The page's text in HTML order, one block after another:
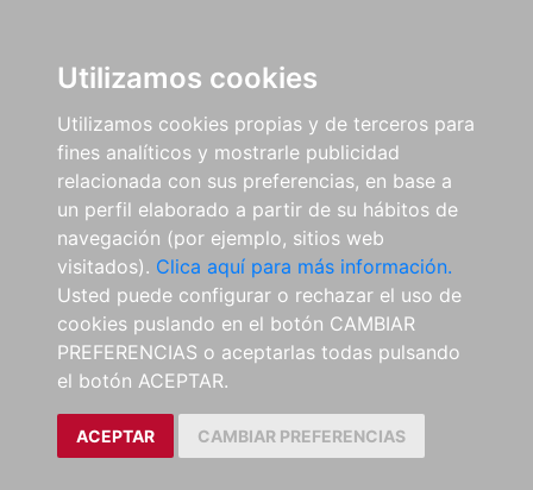
Utilizamos cookies
Utilizamos cookies propias y de terceros para
fines analíticos y mostrarle publicidad
relacionada con sus preferencias, en base a
un perfil elaborado a partir de su hábitos de
navegación (por ejemplo, sitios web
visitados). Clica aquí para más información.
Usted puede configurar o rechazar el uso de
cookies puslando en el botón CAMBIAR
PREFERENCIAS o aceptarlas todas pulsando
el botón ACEPTAR.
ACEPTAR CAMBIAR PREFERENCIAS